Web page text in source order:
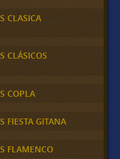
CLASICA
CLÁSICOS
COPLA
FIESTA GITANA
FLAMENCO